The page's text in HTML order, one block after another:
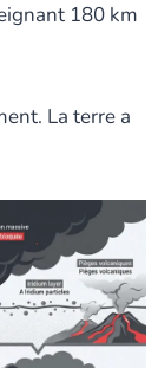
180 km
La terre a